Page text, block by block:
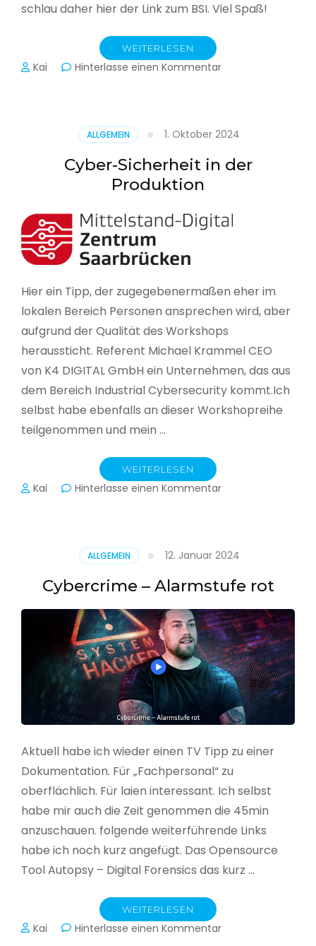
schlau daher hier der Link zum BSI. Viel Spaß!
WEITERLESEN
Kai Hinterlasse einen Kommentarzu
seinen
Lagebericht
zur
in
Deutschland
ALLGEMEIN 1. Oktober 2024
Cyber-Sicherheit in der
Produktion
Hier ein Tipp, der zugegebenermaßen eher im
lokalen Bereich Personen ansprechen wird, aber
aufgrund der Qualität des Workshops
heraussticht. Referent Michael Krammel CEO
von K4 DIGITAL GmbH ein Unternehmen, das aus
dem Bereich Industrial Cybersecurity kommt.Ich
selbst habe ebenfalls an dieser Workshopreihe
teilgenommen und mein …
WEITERLESEN
Kai Hinterlasse einen Kommentarzu
Produktion
ALLGEMEIN 12. Januar 2024
Cybercrime – Alarmstufe rot
Aktuell habe ich wieder einen TV Tipp zu einer
Dokumentation. Für „Fachpersonal“ zu
oberflächlich. Für laien interessant. Ich selbst
habe mir auch die Zeit genommen die 45min
anzuschauen. folgende weiterführende Links
habe ich noch kurz angefügt. Das Opensource
Tool Autopsy – Digital Forensics das kurz …
WEITERLESEN
Kai Hinterlasse einen Kommentarzu